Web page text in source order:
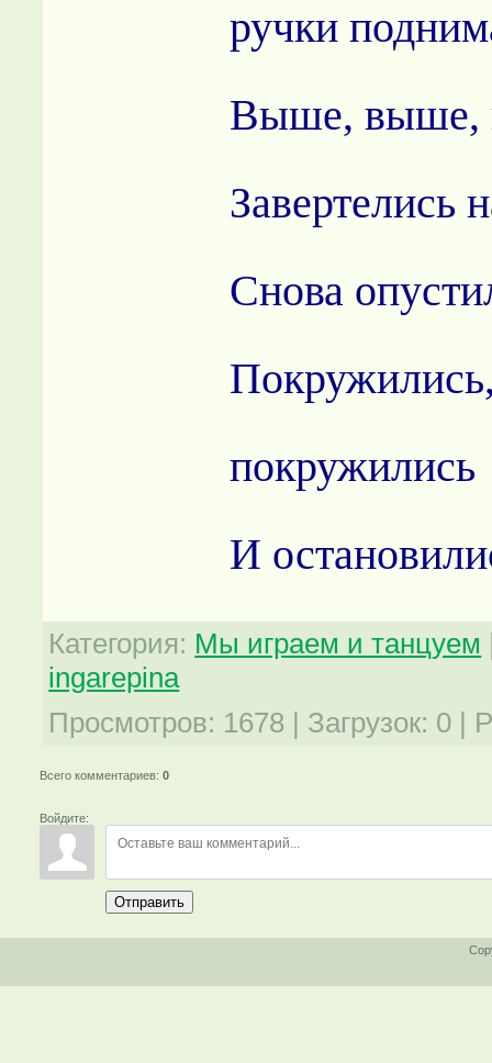
ручки
Выше,
Завертелись
Снова
покружились
И
Категория: Мы играем и танцуем
ingarepina
Просмотров: 1678 | Загрузок: 0 |
Всего комментариев:0
Войдите:
Отправить